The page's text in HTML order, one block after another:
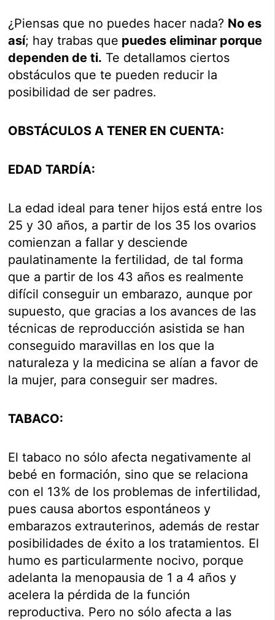
¿Piensas que no puedes hacer nada? No es
así; hay trabas que puedes eliminar porque
dependen de ti. Te detallamos ciertos
obstáculos que te pueden reducir la
posibilidad de ser padres.
OBSTÁCULOS A TENER EN CUENTA:
EDAD TARDÍA:
La edad ideal para tener hijos está entre los
25 y 30 años, a partir de los 35 los ovarios
comienzan a fallar y desciende
paulatinamente la fertilidad, de tal forma
que a partir de los 43 años es realmente
difícil conseguir un embarazo, aunque por
supuesto, que gracias a los avances de las
técnicas de reproducción asistida se han
conseguido maravillas en los que la
naturaleza y la medicina se alían a favor de
la mujer, para conseguir ser madres.
TABACO:
El tabaco no sólo afecta negativamente al
bebé en formación, sino que se relaciona
con el 13% de los problemas de infertilidad,
pues causa abortos espontáneos y
embarazos extrauterinos, además de restar
posibilidades de éxito a los tratamientos. El
humo es particularmente nocivo, porque
adelanta la menopausia de 1 a 4 años y
acelera la pérdida de la función
reproductiva. Pero no sólo afecta a las